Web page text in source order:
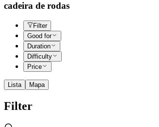
cadeira de rodas
Filter
Good for
Duration
Difficulty
Price
Lista Mapa
Filter